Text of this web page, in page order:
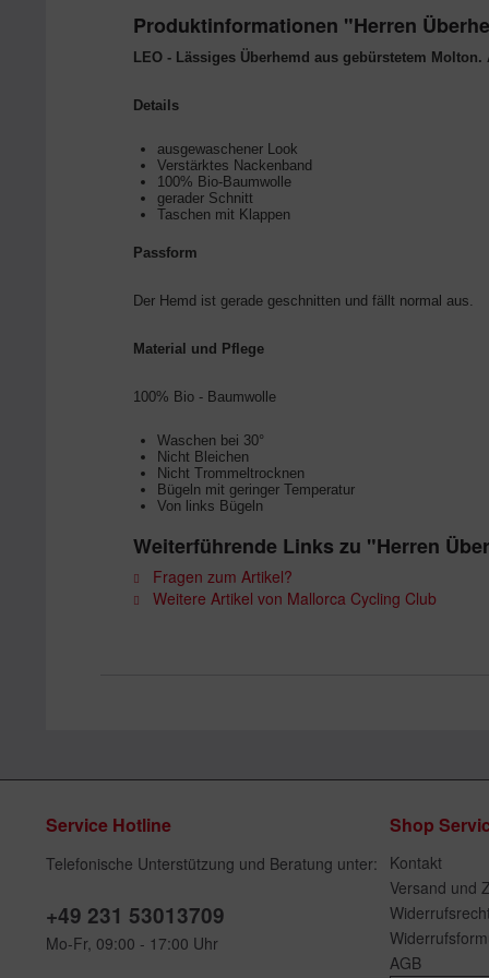
Produktinformationen "Herren
LEO - Lässiges Überhemd aus gebürstetem
Details
ausgewaschener Look
Verstärktes Nackenband
100% Bio-Baumwolle
gerader Schnitt
Taschen mit Klappen
Passform
Der Hemd ist gerade geschnitten und fällt normal aus.
Material und Pflege
100% Bio - Baumwolle
Waschen bei 30°
Nicht Bleichen
Nicht Trommeltrocknen
Bügeln mit geringer Temperatur
Von links Bügeln
Weiterführende Links zu "Herren
Fragen zum Artikel?
Weitere Artikel von Mallorca Cycling Club
Service Hotline
Telefonische Unterstützung und Beratung unter:
+49 231 53013709
Mo-Fr, 09:00 - 17:00 Uhr
Shop
Kontakt
Versand und
AGB